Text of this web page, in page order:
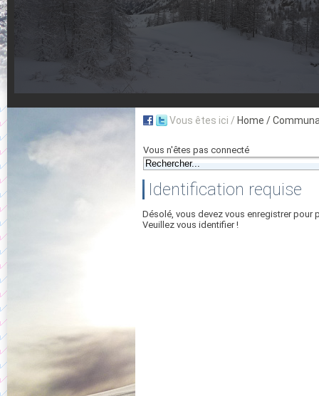
Aujourd'hui : T° Min :°C T° Max : °C |
Suivez en direct l'actualité des stations
Vous êtes ici / Home /
Vous n'êtes pas connecté
Identification requise
Désolé, vous devez vous enregistrer pour
Veuillez vous identifier !